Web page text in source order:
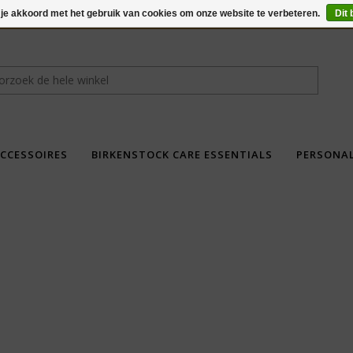
BIRKENSTOCK CARE ESSENTIALS
akkoord met het gebruik van cookies om onze website te verbeteren. Dit